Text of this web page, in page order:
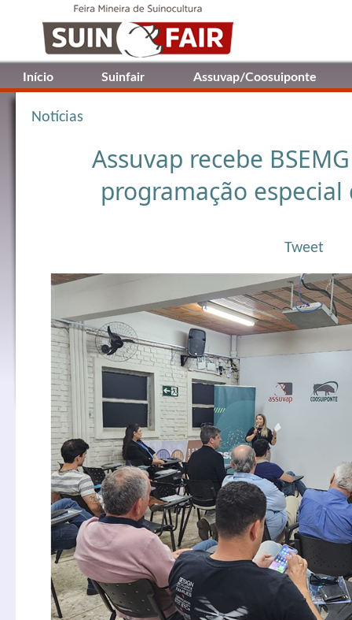
Início Suinfair Assuvap/Coosuiponte
Notícias
Assuvap recebe
programação
Tweet